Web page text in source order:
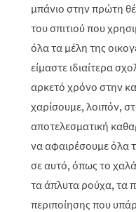
μπάνιο στην πρώτη
του σπιτιού που
όλα τα μέλη της
είμαστε ιδιαίτερα
αρκετό χρόνο στην
χαρίσουμε, λοιπόν,
αποτελεσματική
να αφαιρέσουμε όλα
σε αυτό, όπως το
τα άπλυτα ρούχα, τα
περιποίησης που